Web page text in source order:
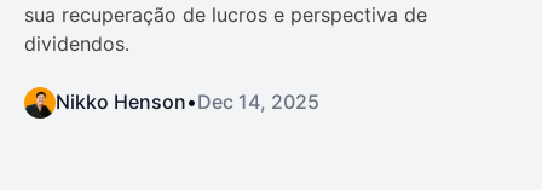
sua recuperação de lucros e perspectiva de
dividendos.
Nikko Henson•Dec 14, 2025